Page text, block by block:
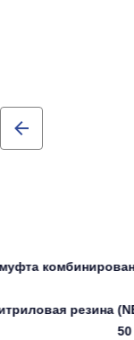
комбинированная
резина (NBR).
50 лет